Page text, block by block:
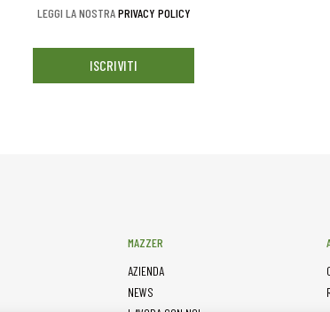
LEGGI LA NOSTRAPRIVACY POLICY
ISCRIVITI
MAZZER
AZIENDA
NEWS